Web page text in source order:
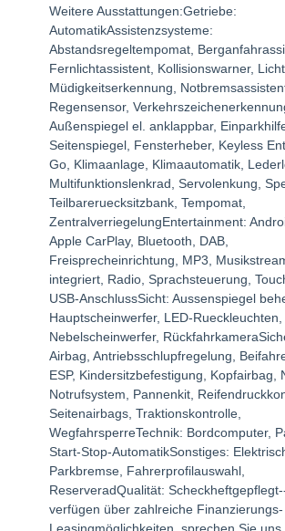
Weitere Ausstattungen:Getriebe:
AutomatikAssistenzsysteme:
Abstandsregeltempomat,
Fernlichtassistent, Kollisionswarner,
Müdigkeitserkennung,
Regensensor,
Außenspiegel el. anklappbar,
Seitenspiegel, Fensterheber, Keyless
Go, Klimaanlage, Klimaautomatik,
Multifunktionslenkrad, Servolenkung,
Teilbareruecksitzbank, Tempomat,
ZentralverriegelungEntertainment:
Apple CarPlay, Bluetooth, DAB,
Freisprecheinrichtung, MP3,
integriert, Radio, Sprachsteuerung,
USB-AnschlussSicht: Aussenspiegel
Hauptscheinwerfer, LED-Rueckleuchten,
Nebelscheinwerfer,
Airbag, Antriebsschlupfregelung,
ESP, Kindersitzbefestigung, Kopfairbag,
Notrufsystem, Pannenkit,
Seitenairbags, Traktionskontrolle,
WegfahrsperreTechnik: Bordcomputer,
Start-Stop-AutomatikSonstiges:
Parkbremse, Fahrerprofilauswahl,
ReserveradQualität:
verfügen über zahlreiche